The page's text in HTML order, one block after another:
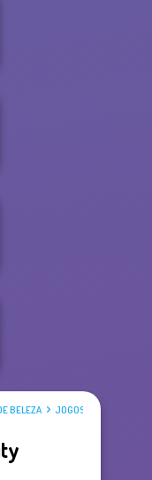
BELEZA JOGOS DE VESTIR